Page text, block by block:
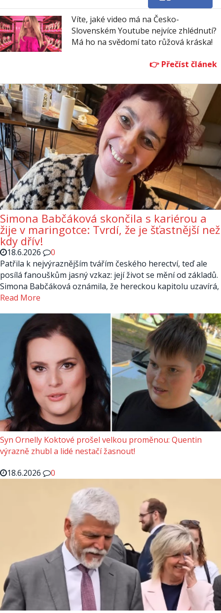
Víte, jaké video má na Česko-
Slovenském Youtube nejvíce zhlédnutí?
Má ho na svědomí tato růžová kráska!
Simona Babčáková skončila s kariérou a
žije v maringotce: Tvrdí, že je šťastnější než
kdy dřív!
18.6.2026
0
Patřila k nejvýraznějším tvářím českého herectví, teď ale
posílá fanouškům jasný vzkaz: její život se mění od základů.
Simona Babčáková oznámila, že hereckou kapitolu uzavírá,
Read More
Syn Ornelly Koktové prošel velkou proměnou: Quentin
výrazně zhubl a lidé nestačí žasnout!
18.6.2026
0